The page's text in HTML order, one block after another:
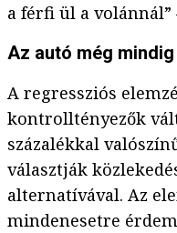
a férfi ül a volánnál”
Az autó még
A regressziós
kontrolltényezők
százalékkal
választják
alternatívával. Az
mindenesetre